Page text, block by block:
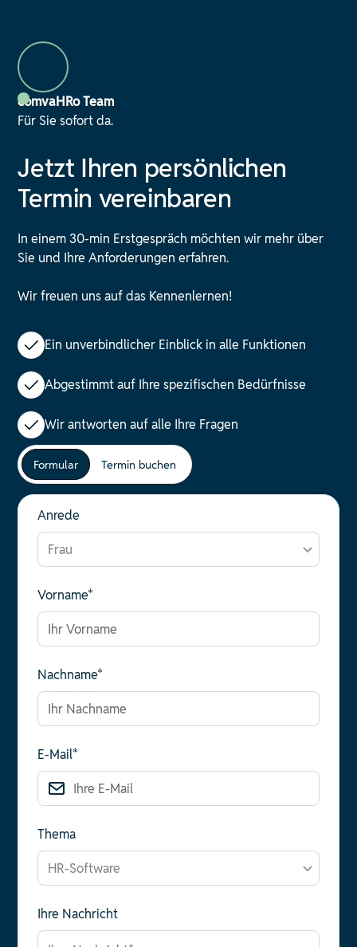
comvaHRo Team
Für Sie sofort da.
Jetzt Ihren persönlichen
Termin vereinbaren
In einem 30-min Erstgespräch möchten wir mehr über
Sie und Ihre Anforderungen erfahren.
Wir freuen uns auf das Kennenlernen!
Ein unverbindlicher Einblick in alle Funktionen
Abgestimmt auf Ihre spezifischen Bedürfnisse
Wir antworten auf alle Ihre Fragen
Formular Termin buchen
Anrede
Vorname*
Nachname*
E-Mail*
Thema
Ihre Nachricht